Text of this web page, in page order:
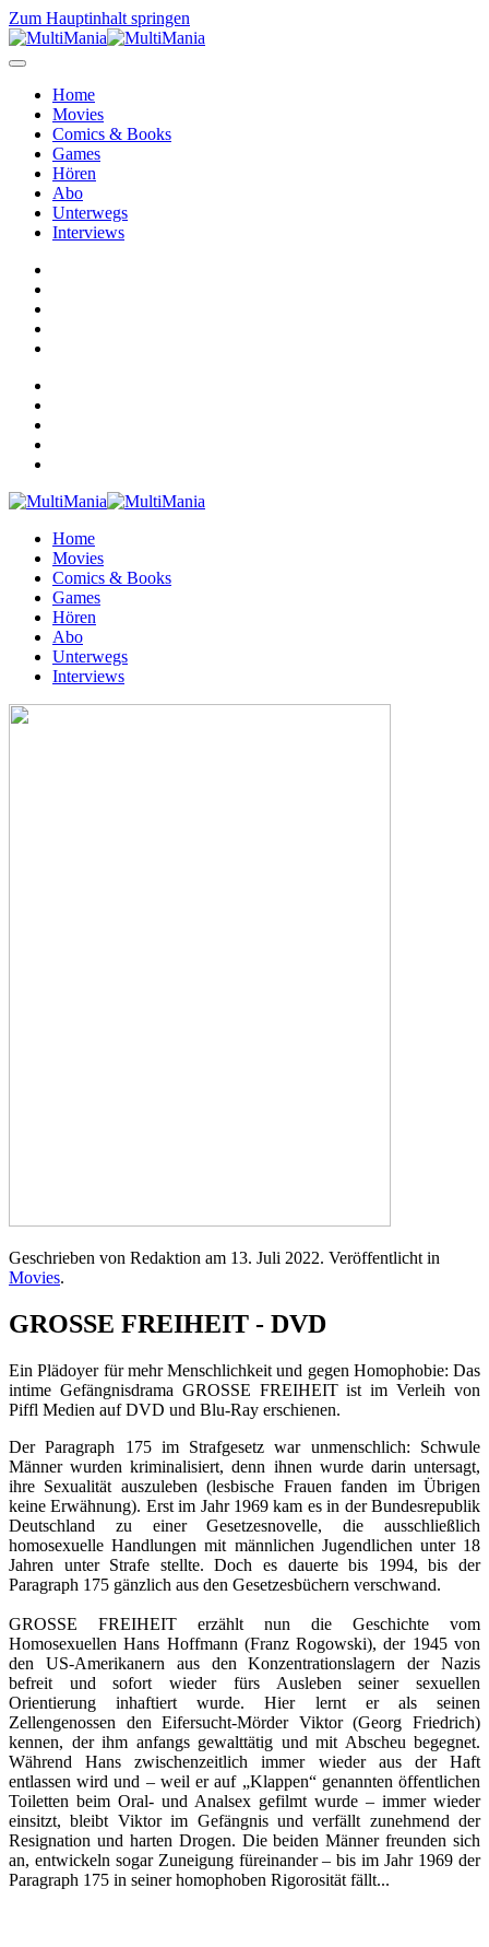
Zum Hauptinhalt springen
Home
Movies
Comics & Books
Games
Hören
Abo
Unterwegs
Interviews
Home
Movies
Comics & Books
Games
Hören
Abo
Unterwegs
Interviews
Geschrieben von Redaktion am 13. Juli 2022. Veröffentlicht in
Movies.
GROSSE FREIHEIT - DVD
Ein Plädoyer für mehr Menschlichkeit und gegen Homophobie: Das
intime Gefängnisdrama GROSSE FREIHEIT ist im Verleih von
Piffl Medien auf DVD und Blu-Ray erschienen.
Der Paragraph 175 im Strafgesetz war unmenschlich: Schwule
Männer wurden kriminalisiert, denn ihnen wurde darin untersagt,
ihre Sexualität auszuleben (lesbische Frauen fanden im Übrigen
keine Erwähnung). Erst im Jahr 1969 kam es in der Bundesrepublik
Deutschland zu einer Gesetzesnovelle, die ausschließlich
homosexuelle Handlungen mit männlichen Jugendlichen unter 18
Jahren unter Strafe stellte. Doch es dauerte bis 1994, bis der
Paragraph 175 gänzlich aus den Gesetzesbüchern verschwand.
GROSSE FREIHEIT erzählt nun die Geschichte vom
Homosexuellen Hans Hoffmann (Franz Rogowski), der 1945 von
den US-Amerikanern aus den Konzentrationslagern der Nazis
befreit und sofort wieder fürs Ausleben seiner sexuellen
Orientierung inhaftiert wurde. Hier lernt er als seinen
Zellengenossen den Eifersucht-Mörder Viktor (Georg Friedrich)
kennen, der ihm anfangs gewalttätig und mit Abscheu begegnet.
Während Hans zwischenzeitlich immer wieder aus der Haft
entlassen wird und – weil er auf „Klappen“ genannten öffentlichen
Toiletten beim Oral- und Analsex gefilmt wurde – immer wieder
einsitzt, bleibt Viktor im Gefängnis und verfällt zunehmend der
Resignation und harten Drogen. Die beiden Männer freunden sich
an, entwickeln sogar Zuneigung füreinander – bis im Jahr 1969 der
Paragraph 175 in seiner homophoben Rigorosität fällt...